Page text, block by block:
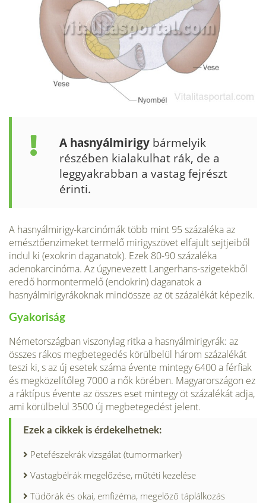
A hasnyálmirigy bármelyik
részében kiala­kulhat rák, de a
leggyakrabban a vastag fej­részt
érinti.
A hasnyálmirigy-karcinómák több mint 95 százaléka az
emésztőenzimeket termelő mirigyszövet elfajult sejtjeiből
indul ki (exokrin daganatok). Ezek 80-90 százaléka
adenokarcinóma. Az úgynevezett Langerhans-szigetekből
eredő hormontermelő (endokrin) daganatok a
hasnyálmirigyrákoknak mindössze az öt százalékát képezik.
Gyakoriság
Németországban viszonylag ritka a hasnyál­mirigyrák: az
összes rákos megbetegedés körülbelül három százalékát
teszi ki, s az új esetek száma évente mintegy 6400 a férfiak
és megközelítőleg 7000 a nők körében. Magyar­országon ez
a ráktípus évente az összes eset mintegy öt százalékát adja,
ami körülbelül 3500 új megbetegedést jelent.
Ezek a cikkek is érdekelhetnek:
Petefészekrák vizsgálat (tumormarker)
Vastagbélrák megelőzése, műtéti kezelése
Tüdőrák és okai, emfizéma, megelőző táplálkozás